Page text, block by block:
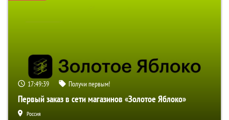
17:49:38 Получи первым!
Первый заказ в сети магазинов «Золотое Яблоко»
Россия